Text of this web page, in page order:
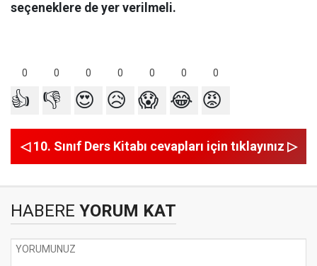
seçeneklere de yer verilmeli.
0 0 0 0 0 0 0
👍 👎 😍 😥 😱 😂 😡
◁ 10. Sınıf Ders Kitabı cevapları için tıklayınız ▷
HABERE YORUM KAT